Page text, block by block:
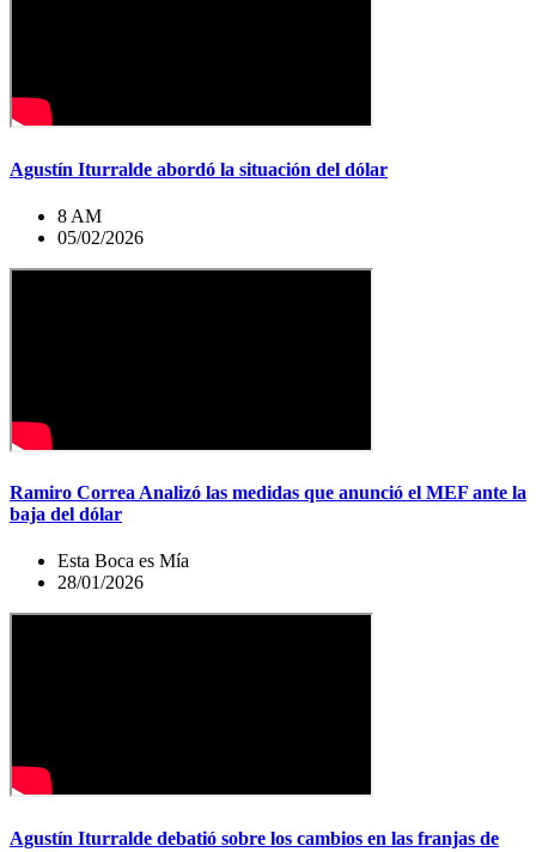
Agustín Iturralde abordó la situación del dólar
8 AM
05/02/2026
Ramiro Correa Analizó las medidas que anunció el MEF ante la
baja del dólar
Esta Boca es Mía
28/01/2026
Agustín Iturralde debatió sobre los cambios en las franjas de